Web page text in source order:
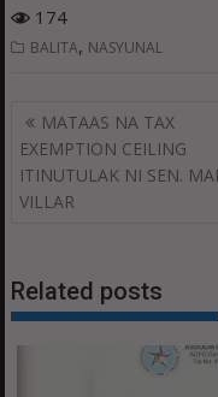
174
BALITA, NASYUNAL
Post
navigation
MATAAS NA TAX
EXEMPTION CEILING
ITINUTULAK NI SEN.
VILLAR
Related posts